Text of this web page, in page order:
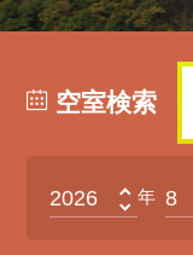
空室検索
年